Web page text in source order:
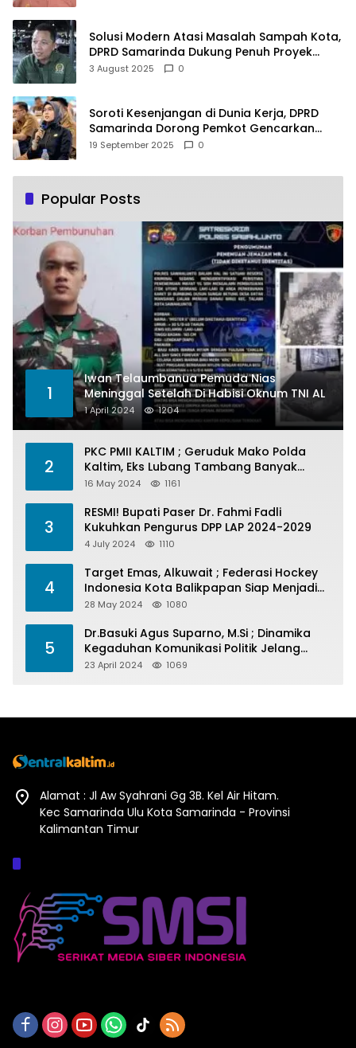
Solusi Modern Atasi Masalah Sampah Kota,
DPRD Samarinda Dukung Penuh Proyek
PLTSA
3 August 2025 0
Soroti Kesenjangan di Dunia Kerja, DPRD
Samarinda Dorong Pemkot Gencarkan
Pemberdayaan Perempuan
19 September 2025 0
Popular Posts
1
Iwan Telaumbanua Pemuda Nias
Meninggal Setelah Di Habisi Oknum TNI AL
1 April 2024 1204
2
PKC PMII KALTIM ; Geruduk Mako Polda
Kaltim, Eks Lubang Tambang Banyak
Menelan Korban
16 May 2024 1161
3
RESMI! Bupati Paser Dr. Fahmi Fadli
Kukuhkan Pengurus DPP LAP 2024-2029
4 July 2024 1110
4
Target Emas, Alkuwait ; Federasi Hockey
Indonesia Kota Balikpapan Siap Menjadi
Barometer Prestasi Di Kaltim
28 May 2024 1080
5
Dr.Basuki Agus Suparno, M.Si ; Dinamika
Kegaduhan Komunikasi Politik Jelang
Pesta Politik 2024
23 April 2024 1069
Alamat : Jl Aw Syahrani Gg 3B. Kel Air Hitam.
Kec Samarinda Ulu Kota Samarinda - Provinsi
Kalimantan Timur